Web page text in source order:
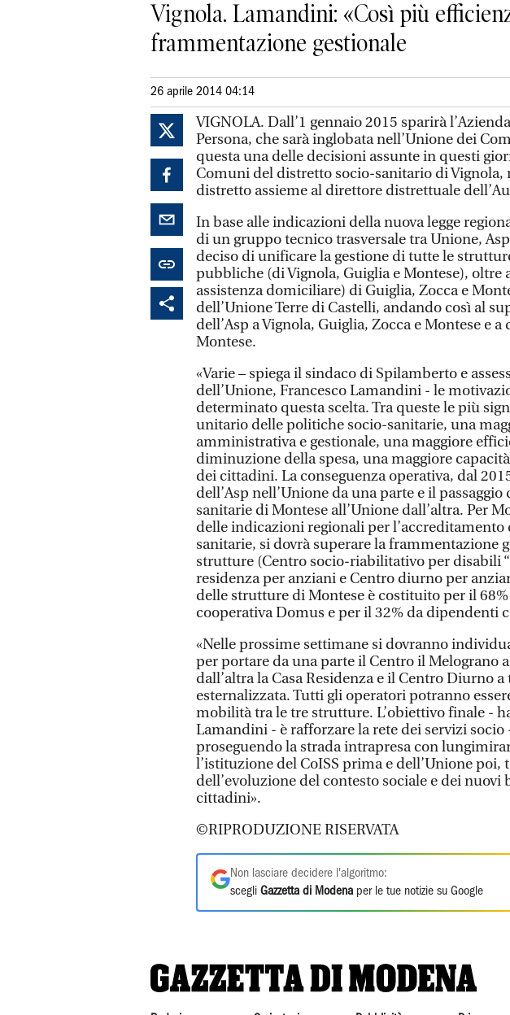
Vignola. Lamandini: «Così più
frammentazione gestionale
26 aprile 2014 04:14
VIGNOLA. Dall’1 gennaio 2015 sparirà
Persona, che sarà inglobata nell’Unione dei
questa una delle decisioni assunte in questi
Comuni del distretto socio-sanitario di
distretto assieme al direttore distrettuale
In base alle indicazioni della nuova legge
di un gruppo tecnico trasversale tra Unione,
deciso di unificare la gestione di tutte le
pubbliche (di Vignola, Guiglia e Montese), oltre
assistenza domiciliare) di Guiglia, Zocca e
dell’Unione Terre di Castelli, andando così al
dell’Asp a Vignola, Guiglia, Zocca e Montese e
Montese.
«Varie – spiega il sindaco di Spilamberto e
dell’Unione, Francesco Lamandini - le
determinato questa scelta. Tra queste le più
unitario delle politiche socio-sanitarie, una
amministrativa e gestionale, una maggiore
diminuzione della spesa, una maggiore
dei cittadini. La conseguenza operativa, dal
dell’Asp nell’Unione da una parte e il
sanitarie di Montese all’Unione dall’altra. Per
delle indicazioni regionali per
sanitarie, si dovrà superare la frammentazione
strutture (Centro socio-riabilitativo per disabili
residenza per anziani e Centro diurno per
delle strutture di Montese è costituito per il
cooperativa Domus e per il 32% da dipendenti
«Nelle prossime settimane si dovranno
per portare da una parte il Centro il Melograno
dall’altra la Casa Residenza e il Centro Diurno
esternalizzata. Tutti gli operatori potranno
mobilità tra le tre strutture. L’obiettivo finale -
Lamandini - è rafforzare la rete dei servizi socio
proseguendo la strada intrapresa con
l’istituzione del CoISS prima e dell’Unione poi,
dell’evoluzione del contesto sociale e dei nuovi
cittadini».
©RIPRODUZIONE RISERVATA
Non lasciare decidere l'algoritmo:
scegli Gazzetta di Modena per le tue notizie su Google